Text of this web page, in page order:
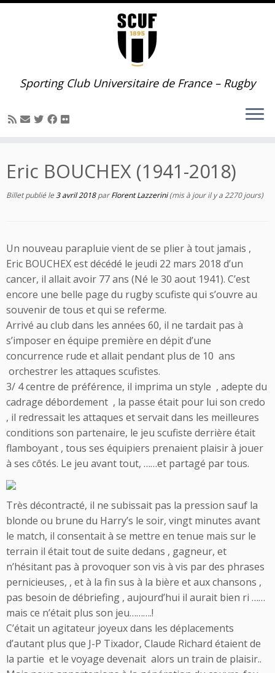
Passer
Sporting Club Universitaire de France – Rugby
Eric BOUCHEX (1941-2018)
Billet publié le3 avril 2018 parFlorent Lazzerini(mis à jour il y a 2270 jours)
Un nouveau parapluie vient de se plier à tout jamais ,
Eric BOUCHEX est décédé le jeudi 22 mars 2018 d’un
cancer, il allait avoir 77 ans (Né le 30 aout 1941). C’est
encore une belle page du rugby scufiste qui s’ouvre au
souvenir de tous et qui se referme.
Arrivé au club dans les années 60, il ne tardait pas à
s’imposer en équipe première en dépit d’une
concurrence rude et allait pendant plus de 10 ans
orchestrer les attaques scufistes.
3/ 4 centre de préférence, il imprima un style , adepte du
cadrage débordement , la passe était pour lui son credo
, il redressait les attaques et servait dans les meilleures
conditions son partenaire, le jeu scufiste derrière était
flamboyant , tous ses équipiers prenaient plaisir à jouer
à ses côtés. Le jeu avant tout, ……et partagé par tous.
Très décontracté, il ne subissait pas la pression sauf la
blonde ou brune du Harry’s le soir, vingt minutes avant
le match, il consentait à se mettre en tenue mais sur le
terrain il était tout de suite dedans , gagneur, et
n’hésitant pas à provoquer son vis à vis par des phrases
pernicieuses, , et à la fin sus à la bière et aux chansons ,
pas besoin de débriefing , aujourd’hui il aurait bien ri ……
mais ce n’était plus son jeu……….!
C’était un agitateur joyeux dans les déplacements
d’autant plus que J-P Tixador, Claude Richard étaient de
la partie et le voyage devenait alors un train de plaisir..